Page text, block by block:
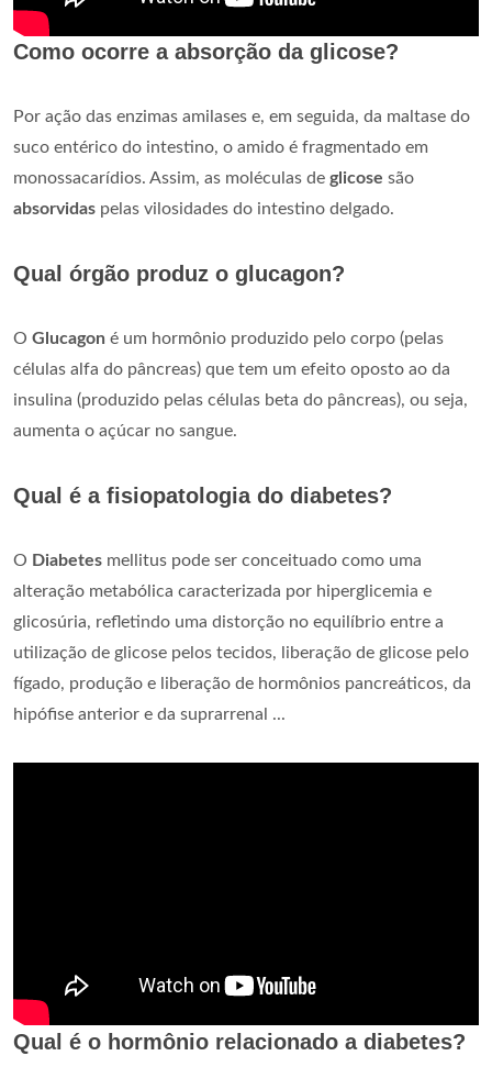
Como ocorre a absorção da glicose?
Por ação das enzimas amilases e, em seguida, da maltase do
suco entérico do intestino, o amido é fragmentado em
monossacarídios. Assim, as moléculas de glicose são
absorvidas pelas vilosidades do intestino delgado.
Qual órgão produz o glucagon?
O Glucagon é um hormônio produzido pelo corpo (pelas
células alfa do pâncreas) que tem um efeito oposto ao da
insulina (produzido pelas células beta do pâncreas), ou seja,
aumenta o açúcar no sangue.
Qual é a fisiopatologia do diabetes?
O Diabetes mellitus pode ser conceituado como uma
alteração metabólica caracterizada por hiperglicemia e
glicosúria, refletindo uma distorção no equilíbrio entre a
utilização de glicose pelos tecidos, liberação de glicose pelo
fígado, produção e liberação de hormônios pancreáticos, da
hipófise anterior e da suprarrenal ...
Qual é o hormônio relacionado a diabetes?